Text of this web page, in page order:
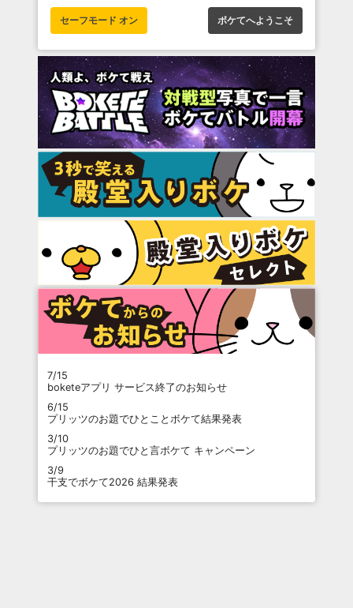
セーフモード オン ボケてへようこそ
7/15
boketeアプリ サービス終了のお知らせ
6/15
プリッツのお題でひとことボケて結果発表
3/10
プリッツのお題でひと言ボケて キャンペーン
3/9
干支でボケて2026 結果発表